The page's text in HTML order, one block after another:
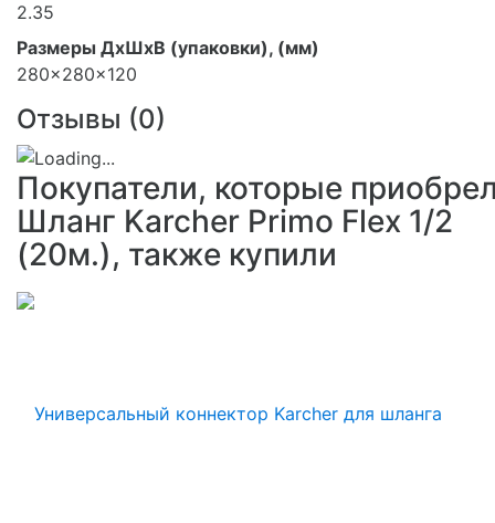
2.35
Размеры ДхШхВ (упаковки), (мм)
280x280x120
Отзывы (0)
Покупатели, которые
Шланг Karcher Primo Flex 1/2
(20м.), также купили